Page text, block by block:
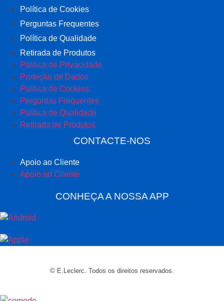
Política de Cookies
Perguntas Frequentes
Política de Qualidade
Retirada de Produtos
Política de Privacidade
Proteção de Dados
Política de Cookies
Perguntas Frequentes
Política de Qualidade
Retirada de Produtos
CONTACTE-NOS
Apoio ao Cliente
Apoio ao Cliente
CONHEÇA A NOSSA APP
© E.Leclerc. Todos os direitos reservados.